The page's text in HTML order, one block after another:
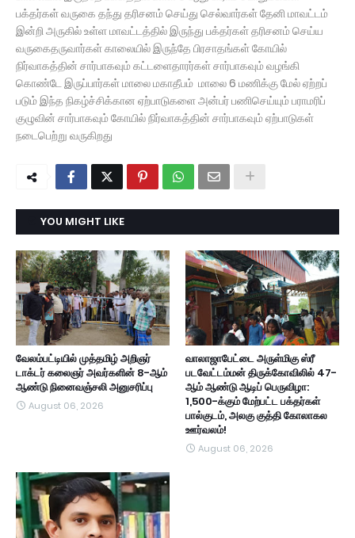
பக்தர்கள் வருகை தந்து தரிசனம் செய்து செல்வார்கள் தேனி மாவட்டம்
இன்றி அருகில் உள்ள மாவட்டத்தில் இருந்து பக்தர்கள் தரிசனம் செய்ய
வருகைதருவார்கள் காலையில் இருந்தே பிரசாதங்கள் கோயில்
நிர்வாகத்தின் சார்பாகவும் கட்டளைதாரர்கள் சார்பாகவும் வழங்கி
கொண்டே இருப்பார்கள் மாலை மகாதீபம் மாலை 6 மணிக்கு மேல் ஏற்றப்
படும் இந்த நிகழ்ச்சிக்கான ஏற்பாடுகளை அன்பர் பணிசெய்யும் பராமரிப்
குழுவின் சார்பாகவும் கோயில் நிர்வாகத்தின் சார்பாகவும் ஏற்பாடுகள்
நடைபெற்று வருகிறது
YOU MIGHT LIKE
வேலம்பட்டியில் முத்தமிழ் அறிஞர்
டாக்டர் கலைஞர் அவர்களின் 8-ஆம்
ஆண்டு நினைவஞ்சலி அனுசரிப்பு
August 06, 2026
வாலாஜாபேட்டை அருள்மிகு ஸ்ரீ
படவேட்டம்மன் திருக்கோவிலில் 47-
ஆம் ஆண்டு ஆடிப் பெருவிழா:
1,500-க்கும் மேற்பட்ட பக்தர்கள்
பால்குடம், அலகு குத்தி கோலாகல
ஊர்வலம்!
August 06, 2026